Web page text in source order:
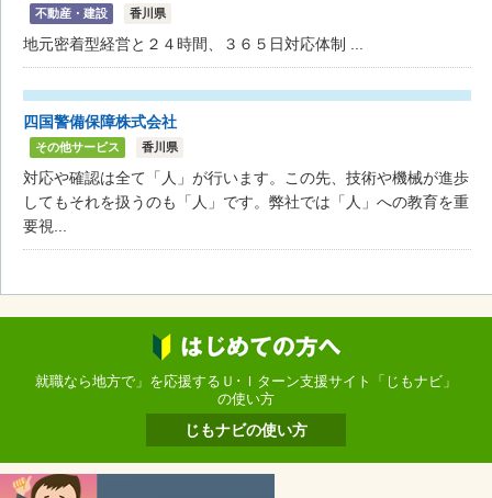
不動産・建設 香川県
地元密着型経営と２４時間、３６５日対応体制 ...
四国警備保障株式会社
その他サービス 香川県
対応や確認は全て「人」が行います。この先、技術や機械が進歩
してもそれを扱うのも「人」です。弊社では「人」への教育を重
要視...
就職なら地方で」を応援するＵ･Ｉターン支援サイト「じもナビ」
の使い方
じもナビの使い方